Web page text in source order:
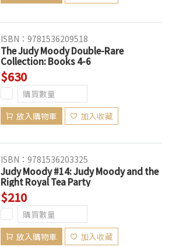
ISBN：9781536209518
The Judy Moody Double-Rare
Collection: Books 4-6
$630
放入購物車 加入收藏
ISBN：9781536203325
Judy Moody #14: Judy Moody and the
Right Royal Tea Party
$210
放入購物車
加入收藏